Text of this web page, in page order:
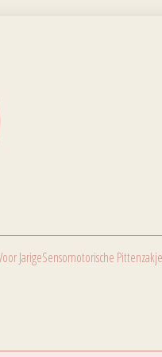
JarigeSensomotorische